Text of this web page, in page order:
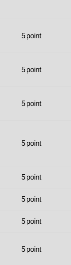
5point
5point
5point
5point
5point
5point
5point
5point